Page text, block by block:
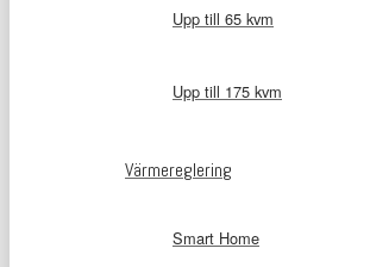
Upp till 65 kvm
Upp till 175 kvm
Värmereglering
Smart Home